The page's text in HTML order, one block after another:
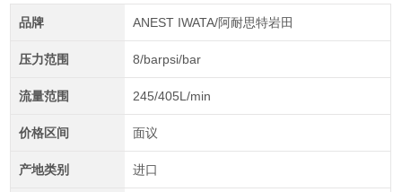
品牌 ANEST IWATA/阿耐思特岩田
压力范围 8/barpsi/bar
流量范围 245/405L/min
价格区间 面议
产地类别 进口